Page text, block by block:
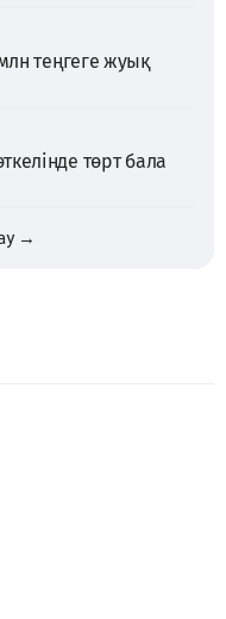
теңгеге жуық
төрт бала
→